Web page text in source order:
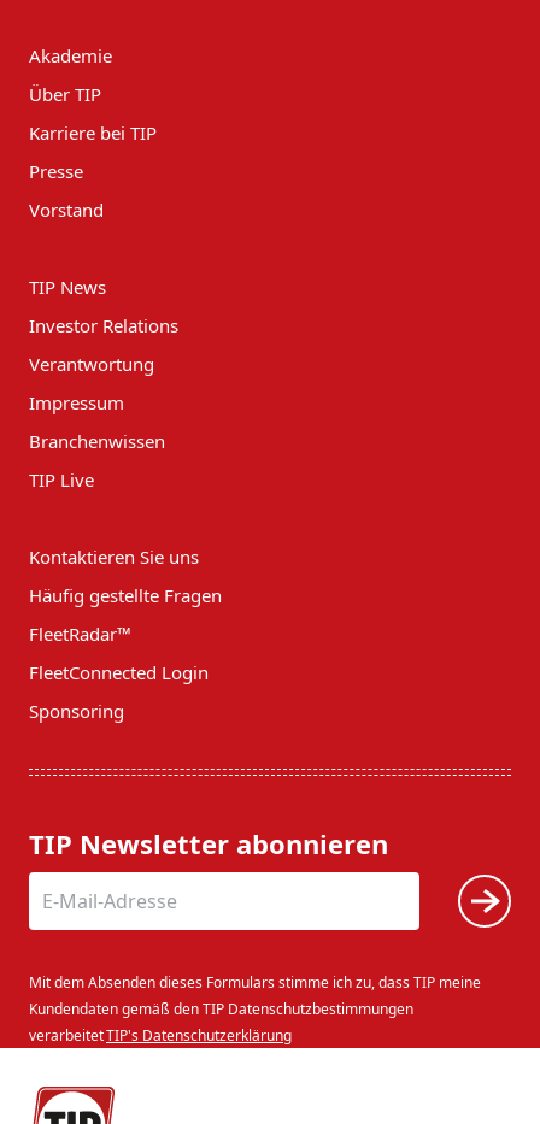
Akademie
Über TIP
Karriere bei TIP
Presse
Vorstand
TIP News
Investor Relations
Verantwortung
Impressum
Branchenwissen
TIP Live
Kontaktieren Sie uns
Häufig gestellte Fragen
FleetRadar™
FleetConnected Login
Sponsoring
TIP Newsletter abonnieren
Mit dem Absenden dieses Formulars stimme ich zu, dass TIP meine
Kundendaten gemäß den TIP Datenschutzbestimmungen
verarbeitetTIP's Datenschutzerklärung